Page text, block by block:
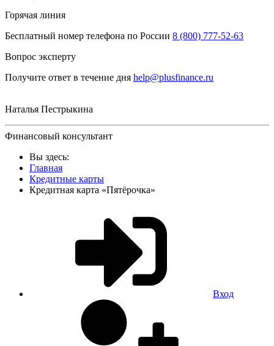
Горячая линия
Бесплатный номер телефона по России 8 (800) 777-52-63
Вопрос эксперту
Получите ответ в течение дня help@plusfinance.ru
Наталья Пестрыкина
Финансовый консультант
Вы здесь:
Главная
Кредитные карты
Кредитная карта «Пятёрочка»
Вход